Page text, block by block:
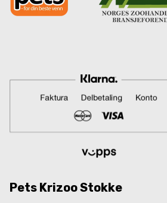
Pets Krizoo Stokke